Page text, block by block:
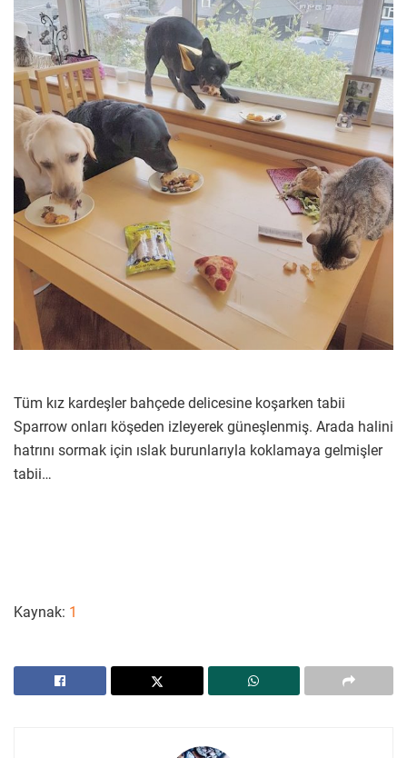
Tüm kız kardeşler bahçede delicesine koşarken tabii
Sparrow onları köşeden izleyerek güneşlenmiş. Arada halini
hatrını sormak için ıslak burunlarıyla koklamaya gelmişler
tabii…
Kaynak: 1